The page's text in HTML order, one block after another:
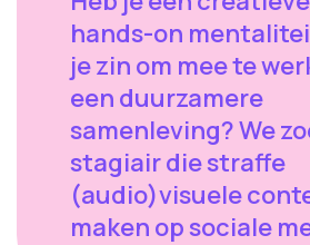
hands-on
je zin om mee te
een duurzamere
samenleving? We
stagiair die straffe
(audio)visuele
maken op sociale